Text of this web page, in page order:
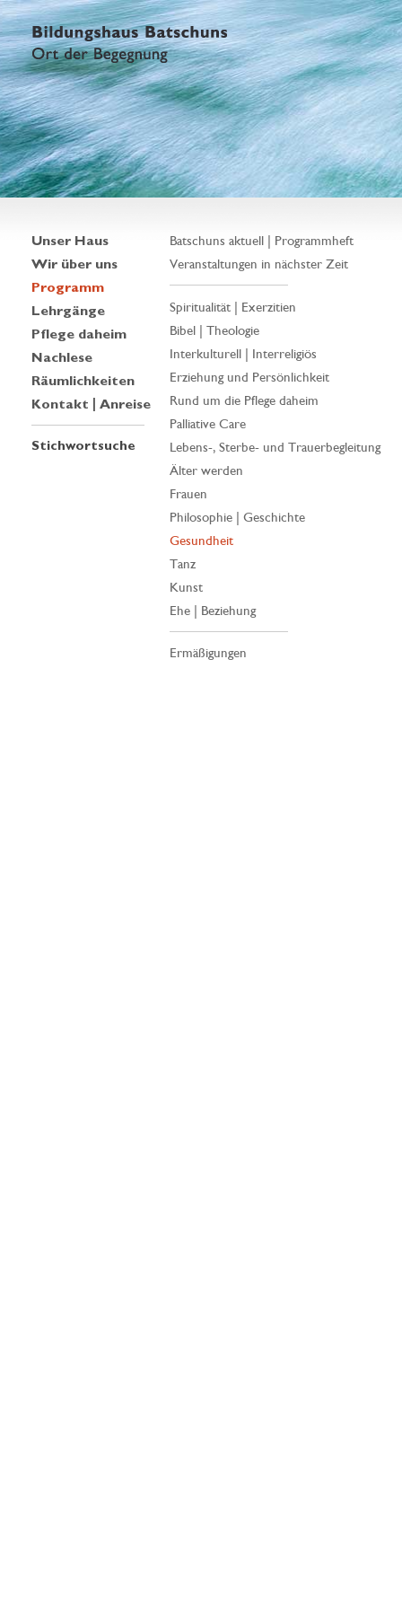
Unser Haus
Wir über uns
Programm
Lehrgänge
Pflege daheim
Nachlese
Räumlichkeiten
Kontakt | Anreise
Stichwortsuche
Batschuns aktuell | Programmheft
Veranstaltungen in nächster Zeit
Spiritualität | Exerzitien
Bibel | Theologie
Interkulturell | Interreligiös
Erziehung und Persönlichkeit
Rund um die Pflege daheim
Palliative Care
Lebens-, Sterbe- und Trauerbegleitung
Älter werden
Frauen
Philosophie | Geschichte
Gesundheit
Tanz
Kunst
Ehe | Beziehung
Ermäßigungen